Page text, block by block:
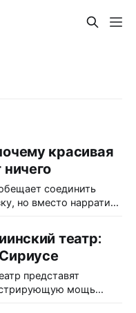
красивая
соединить
но вместо нарратива
получают
а AR-
В чём
театр:
представят
мощь